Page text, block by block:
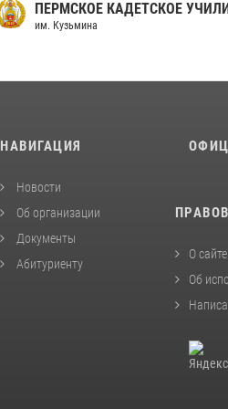
ПЕРМСКОЕ КАДЕТСКОЕ
им. Кузьмина
НАВИГАЦИЯ
Новости
Об организации
Документы
Абитуриенту
О сайте
Об